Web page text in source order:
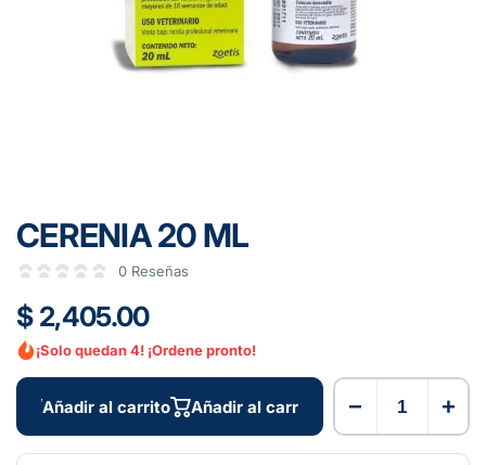
CERENIA 20 ML
0 Reseñas
$ 2,405.00
¡Solo quedan 4! ¡Ordene pronto!
Añadir al carrito Añadir al carrito − +